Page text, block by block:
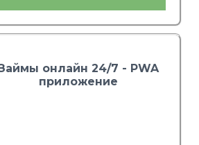
онлайн 24/7 - PWA
приложение